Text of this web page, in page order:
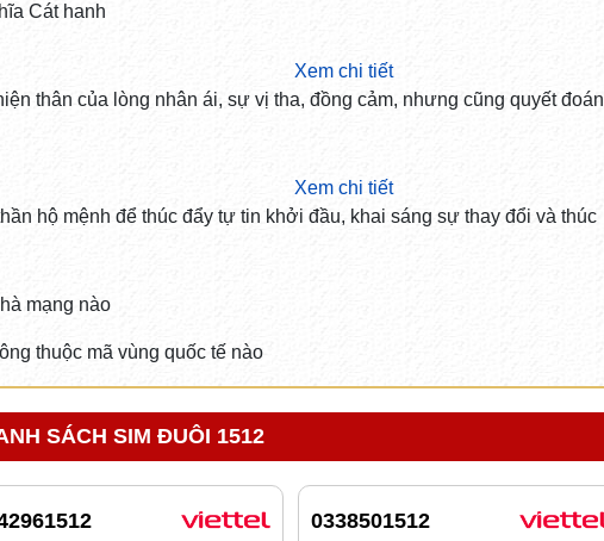
Cát hanh
Xem chi tiết
thân của lòng nhân ái, sự vị tha, đồng cảm, nhưng cũng quyết đoán
Xem chi tiết
hộ mệnh để thúc đẩy tự tin khởi đầu, khai sáng sự thay đổi và thúc
mạng nào
thuộc mã vùng quốc tế nào
SÁCH SIM ĐUÔI 1512
0338501512